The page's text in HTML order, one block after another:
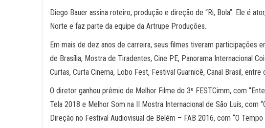
Diego Bauer assina roteiro, produção e direção de “Ri, Bola”. Ele é
Norte e faz parte da equipe da Artrupe Produções.
Em mais de dez anos de carreira, seus filmes tiveram participações
de Brasília, Mostra de Tiradentes, Cine PE, Panorama Internacional
Curtas, Curta Cinema, Lobo Fest, Festival Guarnicê, Canal Brasil, entre
O diretor ganhou prêmio de Melhor Filme do 3º FESTCimm, com
Tela 2018 e Melhor Som na II Mostra Internacional de São Luís, com
Direção no Festival Audiovisual de Belém – FAB 2016, com “O Tempo